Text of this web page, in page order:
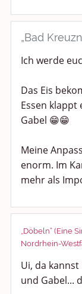
Gesundheit
Sport &
Shopping
Urlaub und
Medien &
Kochen,
Spiel, Spaß
Archiv
„Bad
Ich werde
Das Eis
Essen klappt
Gabel 😁😁
Meine
enorm. Im
mehr als
„Döbeln“ (Eine
Nordrhein-
Ui, da
und Gabel...